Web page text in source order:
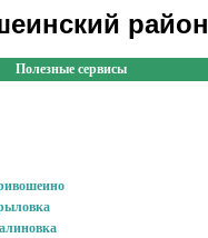
район
Полезные сервисы